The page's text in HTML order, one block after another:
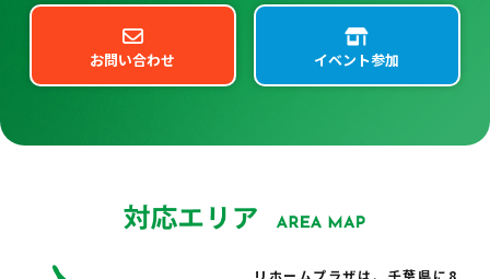
お問い合わせ イベント参加